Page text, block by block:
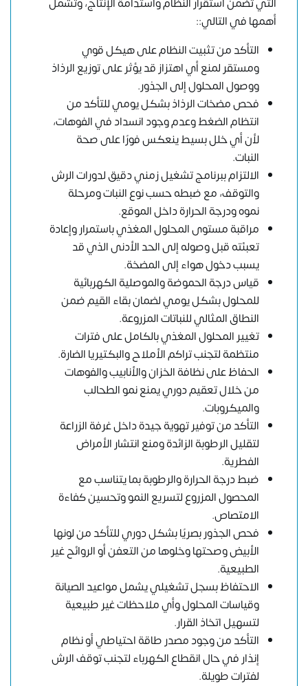
أهمها في التالي::
التأكد من تثبيت النظام على هيكل قوي
ومستقر لمنع أي اهتزاز قد يؤثر على توزيع الرذاذ
ووصول المحلول إلى الجذور.
فحص مضخات الرذاذ بشكل يومي للتأكد من
انتظام الضغط وعدم وجود انسداد في الفوهات،
لأن أي خلل بسيط ينعكس فورًا على صحة
النبات.
الالتزام ببرنامج تشغيل زمني دقيق لدورات الرش
والتوقف، مع ضبطه حسب نوع النبات ومرحلة
نموه ودرجة الحرارة داخل الموقع.
مراقبة مستوى المحلول المغذي باستمرار وإعادة
تعبئته قبل وصوله إلى الحد الأدنى الذي قد
يسبب دخول هواء إلى المضخة.
قياس درجة الحموضة والموصلية الكهربائية
للمحلول بشكل يومي لضمان بقاء القيم ضمن
النطاق المثالي للنباتات المزروعة.
تغيير المحلول المغذي بالكامل على فترات
منتظمة لتجنب تراكم الأملاح والبكتيريا الضارة.
الحفاظ على نظافة الخزان والأنابيب والفوهات
من خلال تعقيم دوري يمنع نمو الطحالب
والميكروبات.
التأكد من توفير تهوية جيدة داخل غرفة الزراعة
لتقليل الرطوبة الزائدة ومنع انتشار الأمراض
الفطرية.
ضبط درجة الحرارة والرطوبة بما يتناسب مع
المحصول المزروع لتسريع النمو وتحسين كفاءة
الامتصاص.
فحص الجذور بصريًا بشكل دوري للتأكد من لونها
الأبيض وصحتها وخلوها من التعفن أو الروائح غير
الطبيعية.
الاحتفاظ بسجل تشغيلي يشمل مواعيد الصيانة
وقياسات المحلول وأي ملاحظات غير طبيعية
لتسهيل اتخاذ القرار.
التأكد من وجود مصدر طاقة احتياطي أو نظام
إنذار في حال انقطاع الكهرباء لتجنب توقف الرش
لفترات طويلة.